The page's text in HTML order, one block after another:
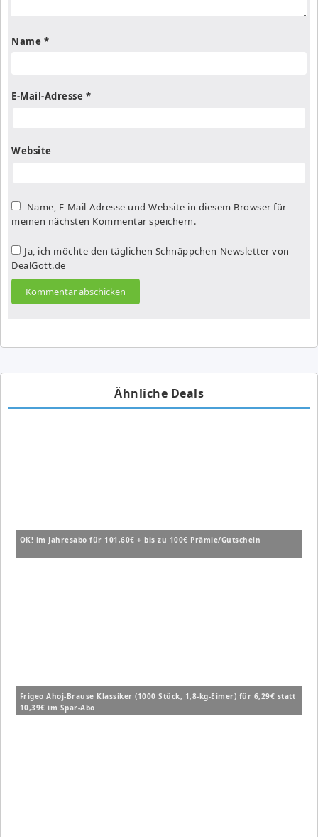
Name *
E-Mail-Adresse *
Website
Name, E-Mail-Adresse und Website in diesem Browser für
meinen nächsten Kommentar speichern.
Ja, ich möchte den täglichen Schnäppchen-Newsletter von
DealGott.de
Ähnliche Deals
OK! im Jahresabo für 101,60€ + bis zu 100€ Prämie/Gutschein
Frigeo Ahoj-Brause Klassiker (1000 Stück, 1,8-kg-Eimer) für 6,29€ statt
10,39€ im Spar-Abo